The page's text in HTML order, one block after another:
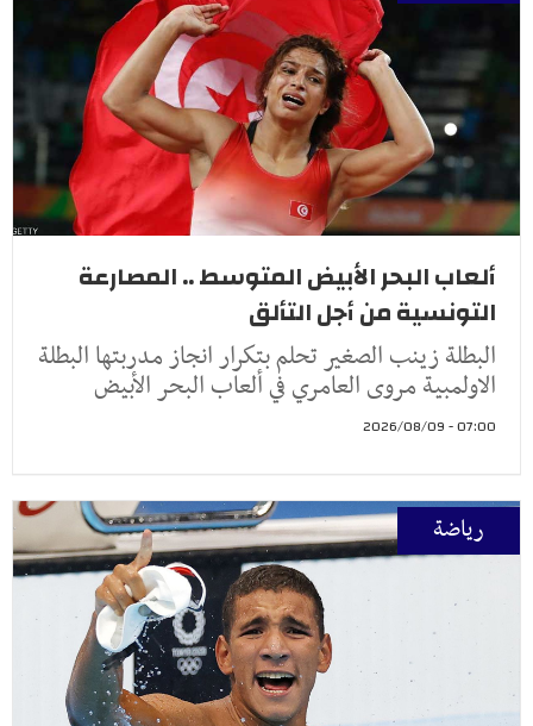
ألعاب البحر الأبيض المتوسط .. المصارعة
التونسية من أجل التألق
البطلة زينب الصغير تحلم بتكرار انجاز مدربتها البطلة
الاولمبية مروى العامري في ألعاب البحر الأبيض
07:00 - 2026/08/09
رياضة